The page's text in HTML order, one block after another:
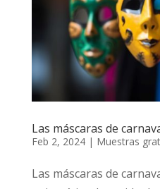
Las máscaras de
Feb 2, 2024| Muestras
Las máscaras de